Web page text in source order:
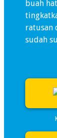
buah
ratusan
sudah